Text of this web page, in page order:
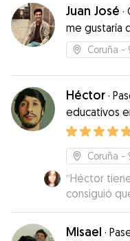
Juan José ·
me gustaría
Coruña -
Héctor ·
educativos
Coruña -
“Héctor
consiguió
Misael ·